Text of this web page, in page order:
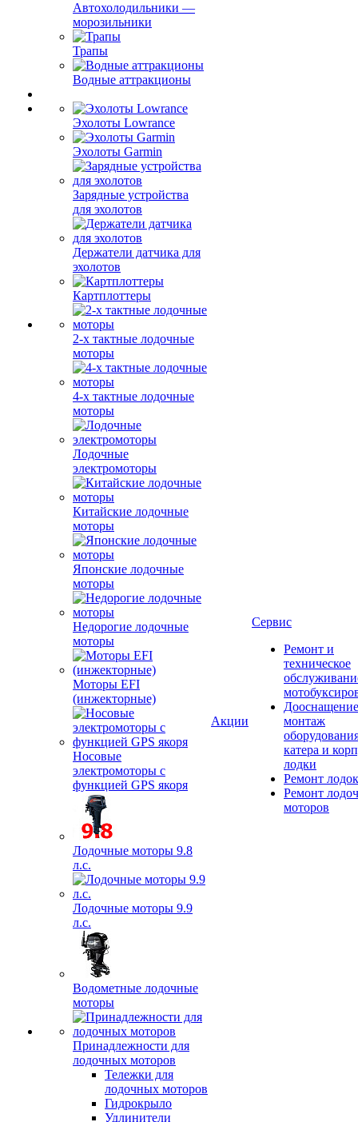
Автохолодильники —
морозильники
Трапы
Водные аттракционы
Эхолоты Lowrance
Эхолоты Garmin
Зарядные устройства
для эхолотов
Держатели датчика для
эхолотов
Картплоттеры
2-х тактные лодочные
моторы
4-х тактные лодочные
моторы
Лодочные
электромоторы
Китайские лодочные
моторы
Японские лодочные
моторы
Недорогие лодочные
моторы
Моторы EFI
(инжекторные)
Носовые
электромоторы с
функцией GPS якоря
Лодочные моторы 9.8
л.с.
Лодочные моторы 9.9
л.с.
Водометные лодочные
моторы
Принадлежности для
лодочных моторов
Тележки для
лодочных моторов
Гидрокрыло
Удлинители
Акции
Сервис
Ремонт и
техническое
монтаж
катера и
лодки
Ремонт
Ремонт
моторов